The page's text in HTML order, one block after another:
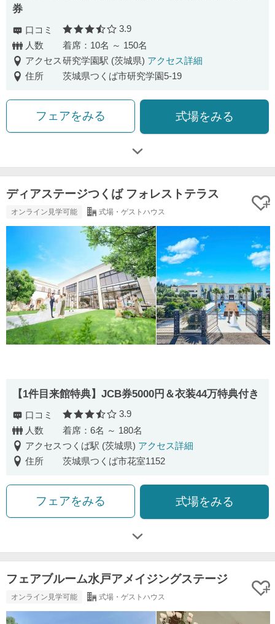
券
口コミ 口コミ評価
3.9
人数
着席：10名 ～ 150名
アクセス研究学園駅 (茨城県) アクセス詳細
住所
茨城県つくば市研究学園5-19
フェアをみる 式場をみる
ディアステージつくば フォレストテラス
オンライン見学可能 式場・ゲストハウス
【1件目来館特典】JCB券5000円＆衣装44万特典付き
口コミ 口コミ評価
3.9
人数
着席：6名 ～ 180名
アクセスつくば駅 (茨城県) アクセス詳細
住所
茨城県つくば市花室1152
フェアをみる 式場をみる
フェアブルーム水戸アメイジングステージ
オンライン見学可能 式場・ゲストハウス